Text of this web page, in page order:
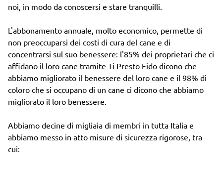
noi, in modo da conoscersi e stare tranquilli.
L'abbonamento annuale, molto economico, permette di
non preoccuparsi dei costi di cura del cane e di
concentrarsi sul suo benessere: l'85% dei proprietari che ci
affidano il loro cane tramite Ti Presto Fido dicono che
abbiamo migliorato il benessere del loro cane e il 98% di
coloro che si occupano di un cane ci dicono che abbiamo
migliorato il loro benessere.
Abbiamo decine di migliaia di membri in tutta Italia e
abbiamo messo in atto misure di sicurezza rigorose, tra
cui: